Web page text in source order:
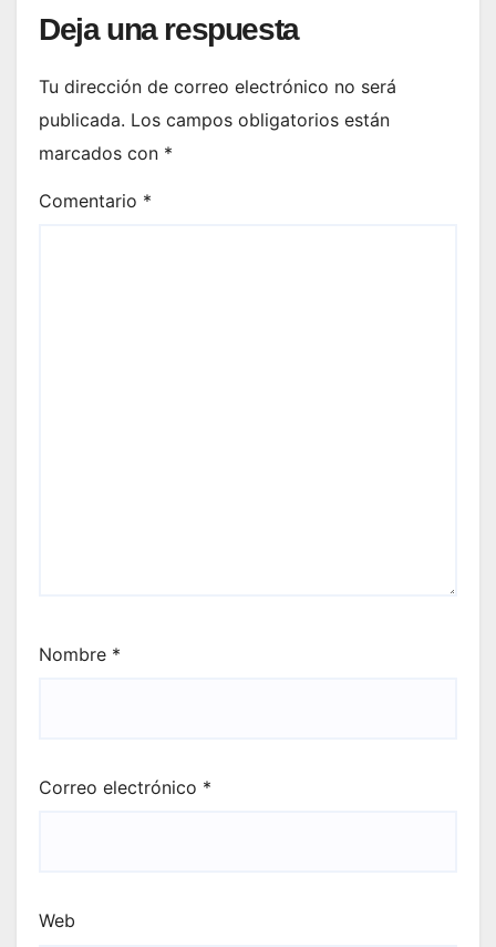
Deja una respuesta
Tu dirección de correo electrónico no será
publicada. Los campos obligatorios están
marcados con *
Comentario *
Nombre *
Correo electrónico *
Web